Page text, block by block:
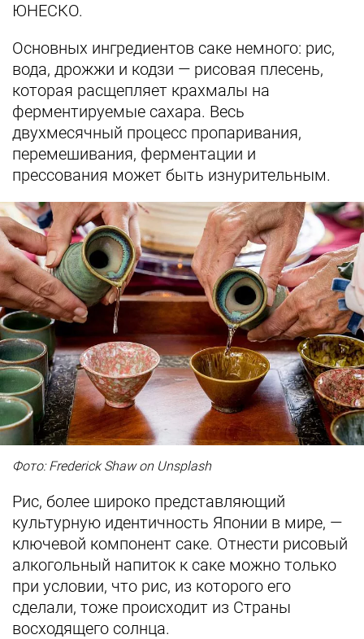
ЮНЕСКО.
Основных ингредиентов саке немного: рис,
вода, дрожжи и кодзи — рисовая плесень,
которая расщепляет крахмалы на
ферментируемые сахара. Весь
двухмесячный процесс пропаривания,
перемешивания, ферментации и
прессования может быть изнурительным.
Фото: Frederick Shaw on Unsplash
Рис, более широко представляющий
культурную идентичность Японии в мире, —
ключевой компонент саке. Отнести рисовый
алкогольный напиток к саке можно только
при условии, что рис, из которого его
сделали, тоже происходит из Страны
восходящего солнца.